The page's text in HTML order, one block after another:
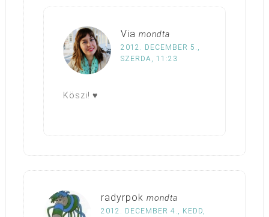
Via mondta
2012. DECEMBER 5.,
SZERDA, 11:23
Köszi! ♥
radyrpok mondta
2012. DECEMBER 4., KEDD,